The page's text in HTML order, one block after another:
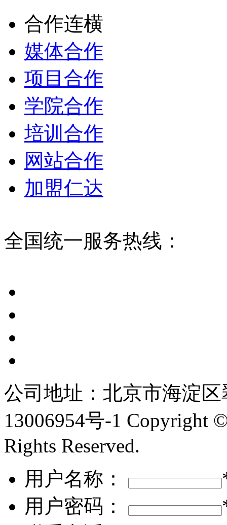
合作连横
媒体合作
项目合作
学院合作
培训合作
网站合作
加盟仁达
全国统一服务热线：
公司地址：北京市海淀
13006954号-1 Copyright
Rights Reserved.
用户名称：
用户密码：